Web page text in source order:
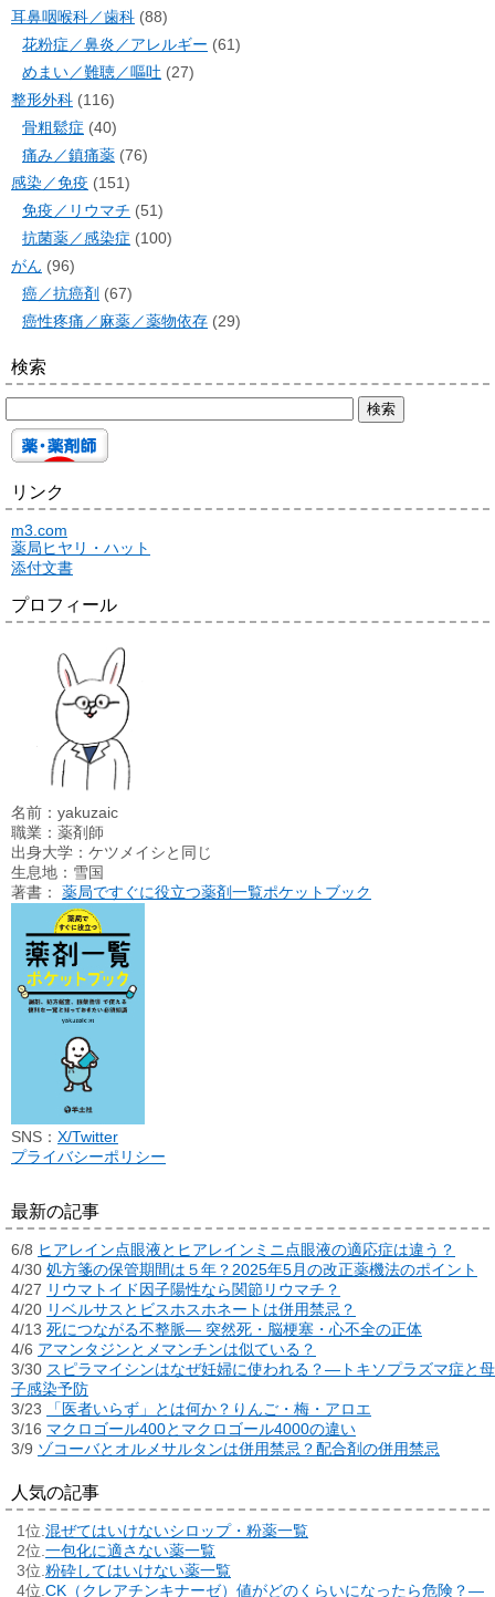
耳鼻咽喉科／歯科 (88)
花粉症／鼻炎／アレルギー (61)
めまい／難聴／嘔吐 (27)
整形外科 (116)
骨粗鬆症 (40)
痛み／鎮痛薬 (76)
感染／免疫 (151)
免疫／リウマチ (51)
抗菌薬／感染症 (100)
がん (96)
癌／抗癌剤 (67)
癌性疼痛／麻薬／薬物依存 (29)
検索
リンク
m3.com
薬局ヒヤリ・ハット
添付文書
プロフィール
名前：yakuzaic
職業：薬剤師
出身大学：ケツメイシと同じ
生息地：雪国
著書： 薬局ですぐに役立つ薬剤一覧ポケットブック
SNS： X/Twitter
プライバシーポリシー
最新の記事
6/8 ヒアレイン点眼液とヒアレインミニ点眼液の適応症は違う？
4/30 処方箋の保管期間は５年？2025年5月の改正薬機法のポイント
4/27 リウマトイド因子陽性なら関節リウマチ？
4/20 リベルサスとビスホスホネートは併用禁忌？
4/13 死につながる不整脈― 突然死・脳梗塞・心不全の正体
4/6 アマンタジンとメマンチンは似ている？
3/30 スピラマイシンはなぜ妊婦に使われる？―トキソプラズマ症と母
子感染予防
3/23
「医者いらず」とは何か？りんご・梅・アロエ
3/16 マクロゴール400とマクロゴール4000の違い
3/9 ゾコーバとオルメサルタンは併用禁忌？配合剤の併用禁忌
人気の記事
混ぜてはいけないシロップ・粉薬一覧
一包化に適さない薬一覧
粉砕してはいけない薬一覧
CK（クレアチンキナーゼ）値がどのくらいになったら危険？―